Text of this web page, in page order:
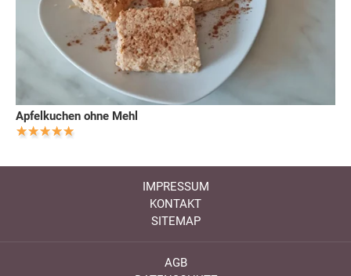
Apfelkuchen ohne Mehl
IMPRESSUM
KONTAKT
SITEMAP
AGB